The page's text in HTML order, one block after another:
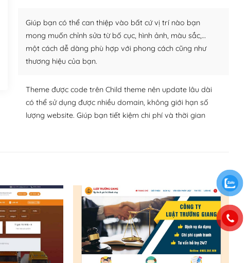
Giúp bạn có thể can thiệp vào bất cứ vị trí nào bạn
mong muốn chỉnh sửa từ bố cục, hình ảnh, màu sắc,…
một cách dễ dàng phù hợp với phong cách cũng như
thương hiệu của bạn.
Theme được code trên Child theme nên update lâu dài
có thể sử dụng được nhiều domain, không giới hạn số
lượng website. Giúp bạn tiết kiệm chi phí và thời gian